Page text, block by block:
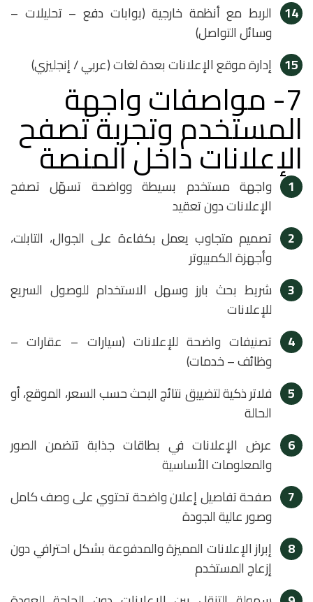
14
الربط مع أنظمة خارجية (بوابات دفع – تحليلات –
وسائل التواصل)
15 إدارة موقع الإعلانات بعدة لغات (عربي / إنجليزي)
7- مواصفات واجهة
المستخدم وتجربة تصفح
الإعلانات داخل المنصة
1
واجهة مستخدم بسيطة وواضحة تسهّل تصفح
الإعلانات دون تعقيد
2
تصميم متجاوب يعمل بكفاءة على الجوال، التابلت،
وأجهزة الكمبيوتر
3
شريط بحث بارز وسهل الاستخدام للوصول السريع
للإعلانات
4
تصنيفات واضحة للإعلانات (سيارات – عقارات –
وظائف – خدمات)
5
فلاتر ذكية لتضييق نتائج البحث حسب السعر، الموقع، أو
الحالة
6
عرض الإعلانات في بطاقات جذابة تتضمن الصور
والمعلومات الأساسية
7
صفحة تفاصيل إعلان واضحة تحتوي على وصف كامل
وصور عالية الجودة
8
إبراز الإعلانات المميزة والمدفوعة بشكل احترافي دون
إزعاج المستخدم